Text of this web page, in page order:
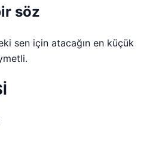
söz
sen için atacağın en küçük